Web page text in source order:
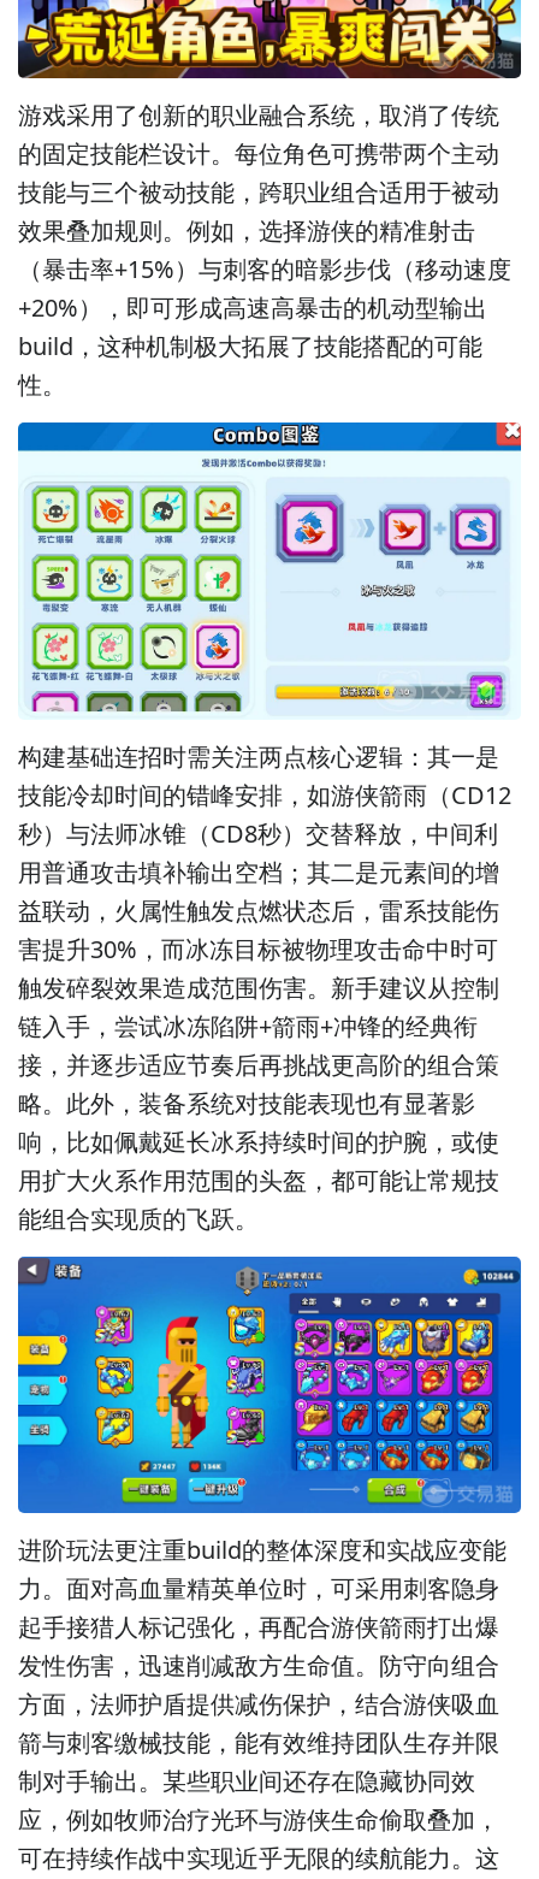
游戏采用了创新的职业融合系统，取消了传统
的固定技能栏设计。每位角色可携带两个主动
技能与三个被动技能，跨职业组合适用于被动
效果叠加规则。例如，选择游侠的精准射击
（暴击率+15%）与刺客的暗影步伐（移动速度
+20%），即可形成高速高暴击的机动型输出
build，这种机制极大拓展了技能搭配的可能
性。
构建基础连招时需关注两点核心逻辑：其一是
技能冷却时间的错峰安排，如游侠箭雨（CD12
秒）与法师冰锥（CD8秒）交替释放，中间利
用普通攻击填补输出空档；其二是元素间的增
益联动，火属性触发点燃状态后，雷系技能伤
害提升30%，而冰冻目标被物理攻击命中时可
触发碎裂效果造成范围伤害。新手建议从控制
链入手，尝试冰冻陷阱+箭雨+冲锋的经典衔
接，并逐步适应节奏后再挑战更高阶的组合策
略。此外，装备系统对技能表现也有显著影
响，比如佩戴延长冰系持续时间的护腕，或使
用扩大火系作用范围的头盔，都可能让常规技
能组合实现质的飞跃。
进阶玩法更注重build的整体深度和实战应变能
力。面对高血量精英单位时，可采用刺客隐身
起手接猎人标记强化，再配合游侠箭雨打出爆
发性伤害，迅速削减敌方生命值。防守向组合
方面，法师护盾提供减伤保护，结合游侠吸血
箭与刺客缴械技能，能有效维持团队生存并限
制对手输出。某些职业间还存在隐藏协同效
应，例如牧师治疗光环与游侠生命偷取叠加，
可在持续作战中实现近乎无限的续航能力。这